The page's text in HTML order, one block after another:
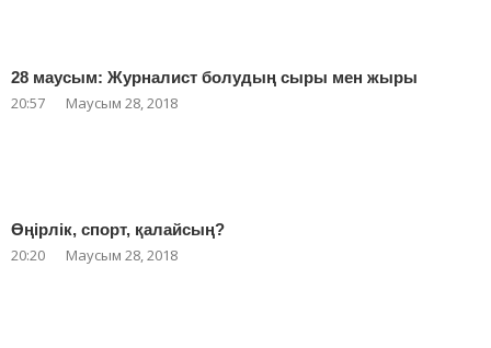
28 маусым: Журналист болудың сыры мен жыры
20:57 Маусым 28, 2018
Өңірлік, спорт, қалайсың?
20:20 Маусым 28, 2018